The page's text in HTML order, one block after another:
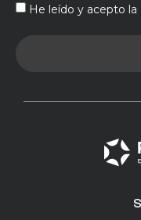
He leído y acepto la